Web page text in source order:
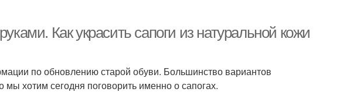
Как украсить сапоги из натуральной кожи
по обновлению старой обуви. Большинство вариантов
хотим сегодня поговорить именно о сапогах.